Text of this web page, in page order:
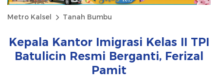
Metro Kalsel Tanah Bumbu
Kepala Kantor Imigrasi Kelas II TPI
Batulicin Resmi Berganti, Ferizal
Pamit